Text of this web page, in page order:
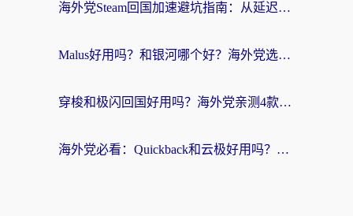
海外党Steam回国加速避坑指南：从延迟卡顿到无缝畅玩，我踩过的坑和最优解
Malus好用吗？和银河哪个好？海外党选回国加速器的避坑指南（附乌克兰玩国内游戏实测）
穿梭和极闪回国好用吗？海外党亲测4款加速器+1个隐藏宝藏
海外党必看：Quickback和云极好用吗？3招教你选对回国加速器（附PC端VPN实测对比）